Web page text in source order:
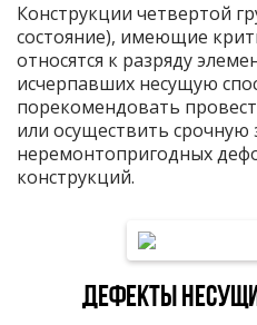
Конструкции четвертой
состояние), имеющие
относятся к разряду
исчерпавших несущую
порекомендовать
или осуществить срочную
неремонтопригодных
конструкций.
Дефекты